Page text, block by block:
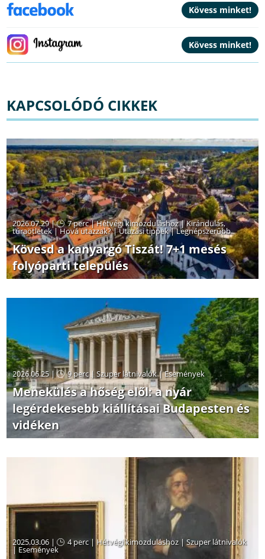
KAPCSOLÓDÓ CIKKEK
2026.07.29 | 7 perc|Hétvégi kimozduláshoz|Kirándulás,
túraötletek|Hová utazzak?|Utazási tippek|Legnépszerűbb
Kövesd a kanyargó Tiszát! 7+1 mesés
folyóparti település
2026.06.25 | 9 perc|Szuper látnivalók|Események
Menekülés a hőség elől: a nyár
legérdekesebb kiállításai Budapesten és
vidéken
2025.03.06 | 4 perc|Hétvégi kimozduláshoz|Szuper látnivalók
| Események